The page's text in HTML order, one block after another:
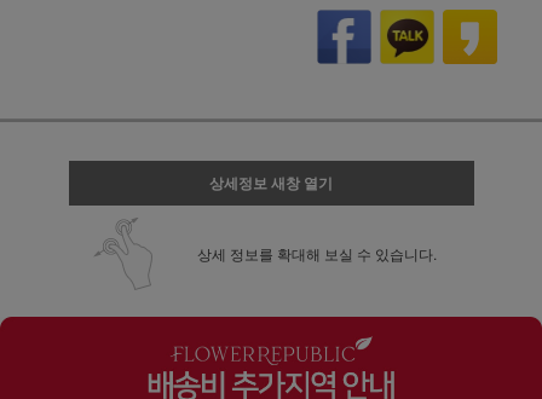
상세정보 새창 열기
상세 정보를 확대해 보실 수 있습니다.